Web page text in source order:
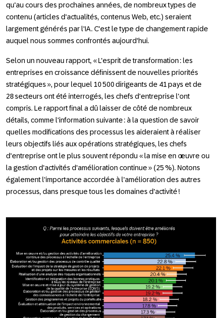
qu'au cours des prochaines années, de nombreux types de
contenu (articles d'actualités, contenus Web, etc.) seraient
largement générés par l'IA. C'est le type de changement rapide
auquel nous sommes confrontés aujourd'hui.
Selon un nouveau rapport, « L'esprit de transformation : les
entreprises en croissance définissent de nouvelles priorités
stratégiques », pour lequel 10 500 dirigeants de 41 pays et de
28 secteurs ont été interrogés, les chefs d'entreprise l'ont
compris. Le rapport final a dû laisser de côté de nombreux
détails, comme l'information suivante : à la question de savoir
quelles modifications des processus les aideraient à réaliser
leurs objectifs liés aux opérations stratégiques, les chefs
d'entreprise ont le plus souvent répondu « la mise en œuvre ou
la gestion d'activités d'amélioration continue » (25 %). Notons
également l'importance accordée à l'amélioration des autres
processus, dans presque tous les domaines d'activité !